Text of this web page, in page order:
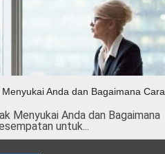
Anda dan Bagaimana Cara
Menyukai Anda dan Bagaimana
untuk...